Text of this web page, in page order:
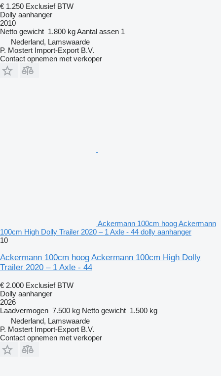
€ 1.250 Exclusief BTW
Dolly aanhanger
2010
Netto gewicht 1.800 kgAantal assen 1
Nederland, Lamswaarde
P. Mostert Import-Export B.V.
Contact opnemen met verkoper
Ackermann 100cm hoog Ackermann
100cm High Dolly Trailer 2020 – 1 Axle - 44 dolly aanhanger
10
Ackermann 100cm hoog Ackermann 100cm High Dolly
Trailer 2020 – 1 Axle - 44
€ 2.000 Exclusief BTW
Dolly aanhanger
2026
Laadvermogen 7.500 kg Netto gewicht 1.500 kg
Nederland, Lamswaarde
P. Mostert Import-Export B.V.
Contact opnemen met verkoper